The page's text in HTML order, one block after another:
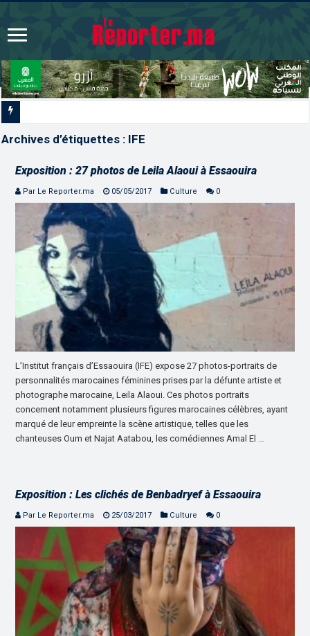
Archives d’étiquettes : IFE
Exposition : 27 photos de Leila Alaoui à Essaouira
Par Le Reporter.ma 05/05/2017 Culture 0
L’Institut français d’Essaouira (IFE) expose 27 photos-portraits de
personnalités marocaines féminines prises par la défunte artiste et
photographe marocaine, Leila Alaoui. Ces photos portraits
concernent notamment plusieurs figures marocaines célèbres, ayant
marqué de leur empreinte la scène artistique, telles que les
chanteuses Oum et Najat Aatabou, les comédiennes Amal El …
Exposition : Les clichés de Benbadryef à Essaouira
Par Le Reporter.ma 25/03/2017 Culture 0